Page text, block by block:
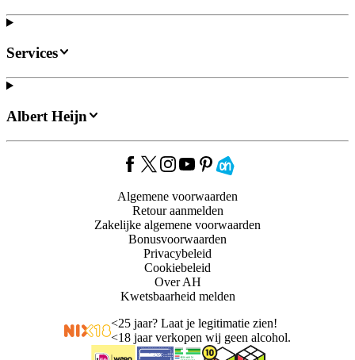
Services
Albert Heijn
Algemene voorwaarden
Retour aanmelden
Zakelijke algemene voorwaarden
Bonusvoorwaarden
Privacybeleid
Cookiebeleid
Over AH
Kwetsbaarheid melden
<25 jaar? Laat je legitimatie zien!
<18 jaar verkopen wij geen alcohol.